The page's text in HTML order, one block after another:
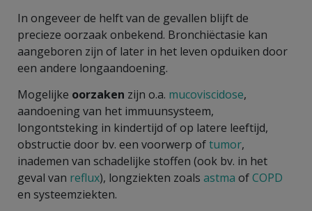
In ongeveer de helft van de gevallen blijft de
precieze oorzaak onbekend. Bronchiëctasie kan
aangeboren zijn of later in het leven opduiken door
een andere longaandoening.
Mogelijke oorzaken zijn o.a. mucoviscidose,
aandoening van het immuunsysteem,
longontsteking in kindertijd of op latere leeftijd,
obstructie door bv. een voorwerp oftumor,
inademen van schadelijke stoffen (ook bv. in het
geval van reflux), longziekten zoals astma ofCOPD
en systeemziekten.